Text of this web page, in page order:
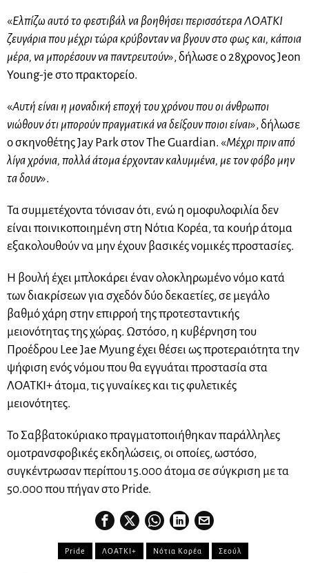
«Ελπίζω αυτό το φεστιβάλ να βοηθήσει περισσότερα ΛΟΑΤΚΙ
ζευγάρια που μέχρι τώρα κρύβονταν να βγουν στο φως και, κάποια
μέρα, να μπορέσουν να παντρευτούν», δήλωσε ο 28χρονος Jeon
Young-je στο πρακτορείο.
«Αυτή είναι η μοναδική εποχή του χρόνου που οι άνθρωποι
νιώθουν ότι μπορούν πραγματικά να δείξουν ποιοι είναι», δήλωσε
ο σκηνοθέτης Jay Park στον The Guardian. «Μέχρι πριν από
λίγα χρόνια, πολλά άτομα έρχονταν καλυμμένα, με τον φόβο μην
τα δουν».
Τα συμμετέχοντα τόνισαν ότι, ενώ η ομοφυλοφιλία δεν
είναι ποινικοποιημένη στη Νότια Κορέα, τα κουήρ άτομα
εξακολουθούν να μην έχουν βασικές νομικές προστασίες.
Η βουλή έχει μπλοκάρει έναν ολοκληρωμένο νόμο κατά
των διακρίσεων για σχεδόν δύο δεκαετίες, σε μεγάλο
βαθμό χάρη στην επιρροή της προτεσταντικής
μειονότητας της χώρας. Ωστόσο, η κυβέρνηση του
Προέδρου Lee Jae Myung έχει θέσει ως προτεραιότητα την
ψήφιση ενός νόμου που θα εγγυάται προστασία στα
ΛΟΑΤΚΙ+ άτομα, τις γυναίκες και τις φυλετικές
μειονότητες.
Το Σαββατοκύριακο πραγματοποιήθηκαν παράλληλες
ομοτρανσφοβικές εκδηλώσεις, οι οποίες, ωστόσο,
συγκέντρωσαν περίπου 15.000 άτομα σε σύγκριση με τα
50.000 που πήγαν στο Pride.
Pride ΛΟΑΤΚΙ+ Νότια Κορέα Σεούλ